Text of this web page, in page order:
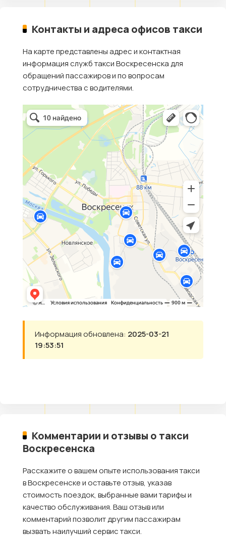
Контакты и адреса офисов такси
На карте представлены адрес и контактная
информация служб такси Воскресенска для
обращений пассажиров и по вопросам
сотрудничества с водителями.
Информация обновлена: 2025-03-21
19:53:51
Комментарии и отзывы о такси
Воскресенска
Расскажите о вашем опыте использования такси
в Воскресенске и оставьте отзыв, указав
стоимость поездок, выбранные вами тарифы и
качество обслуживания. Ваш отзыв или
комментарий позволит другим пассажирам
вызвать наилучший сервис такси.